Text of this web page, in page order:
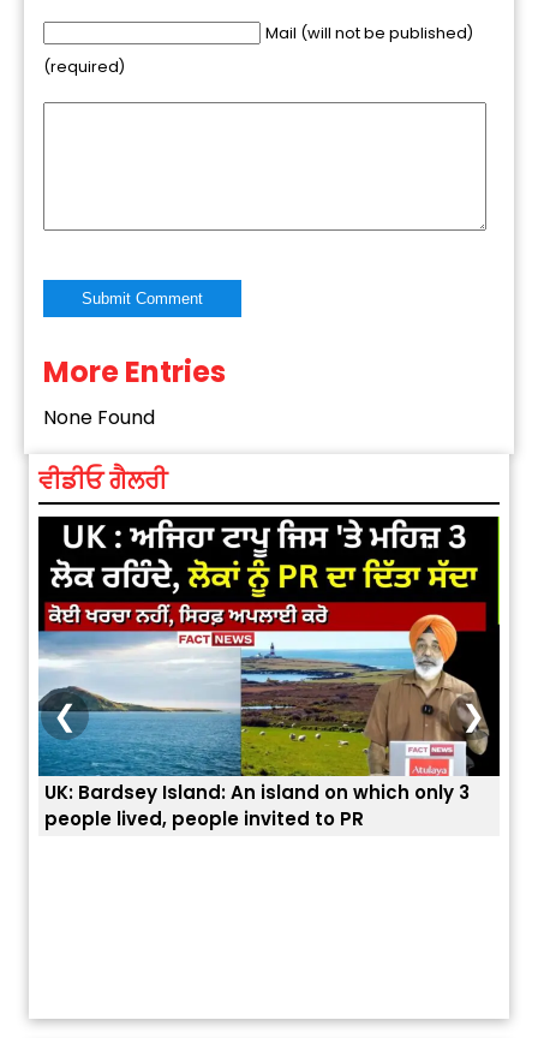
Mail (will not be published)
(required)
Alternative:
More Entries
None Found
ਵੀਡੀਓ ਗੈਲਰੀ
UK: Bardsey Island: An island on which only 3
people lived, people invited to PR
❮ ❯